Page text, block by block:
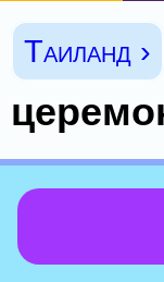
Таиланд ›